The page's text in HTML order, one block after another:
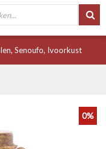
Senoufo, Ivoorkust
0%